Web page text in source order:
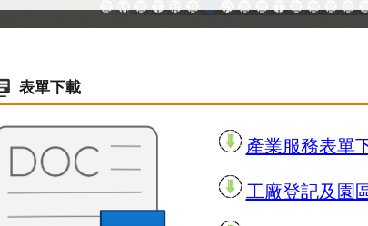
高雄市政府中小企業升級輔導網站
MEGABAY大港創艦
高雄金融科技創新園區
工廠登記線上申辦系統
和發產業園區
高雄工業資訊平台
高雄本洲產業園區服務中
公司、商業登記主題網
高雄市友善商家
高雄市政府經濟
工業管線防災
高雄市綠能
高雄市
高雄
高
表單下載
產業服務表單
工廠登記及園